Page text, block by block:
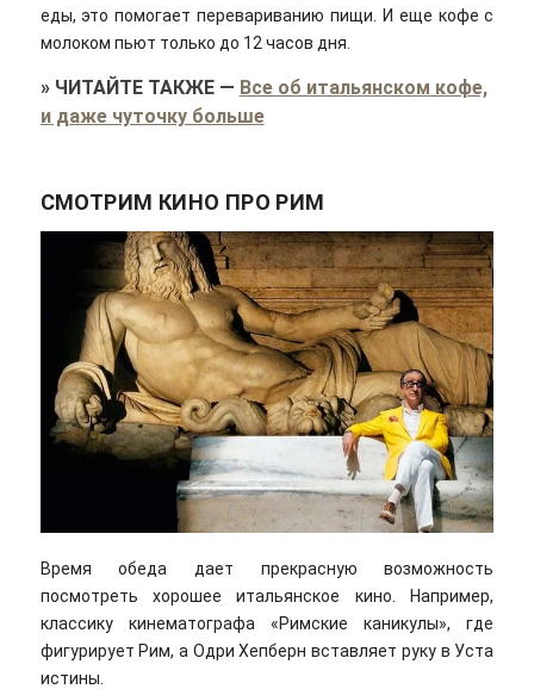
еды, это помогает перевариванию пищи. И еще кофе с
молоком пьют только до 12 часов дня.
» ЧИТАЙТЕ ТАКЖЕ— Все об итальянском кофе,
и даже чуточку больше
СМОТРИМ КИНО ПРО РИМ
Время обеда дает прекрасную возможность
посмотреть хорошее итальянское кино. Например,
классику кинематографа «Римские каникулы», где
фигурирует Рим, а Одри Хепберн вставляет руку в Уста
истины.